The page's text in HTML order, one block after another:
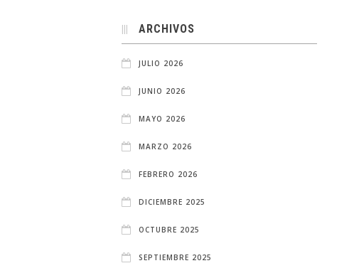
ARCHIVOS
JULIO 2026
JUNIO 2026
MAYO 2026
MARZO 2026
FEBRERO 2026
DICIEMBRE 2025
OCTUBRE 2025
SEPTIEMBRE 2025